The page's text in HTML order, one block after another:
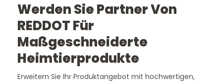
Werden Sie Partner Von
REDDOT Für
Maßgeschneiderte
Heimtierprodukte
Erweitern Sie Ihr Produktangebot mit hochwertigen,